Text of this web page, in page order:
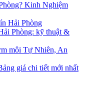
Kinh Nghiệm
Hải Phòng
Phòng: kỹ thuật &
môi Tự Nhiên, An
giá chi tiết mới nhất